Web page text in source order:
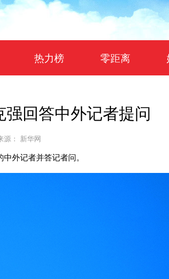
热力榜 零距离
强回答中外记者提问
源： 新华网
外记者并答记者问。